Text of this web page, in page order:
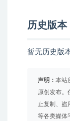
历史版本
暂无历史版
声明： 本站
原创发布
止复制、盗
等各类媒体